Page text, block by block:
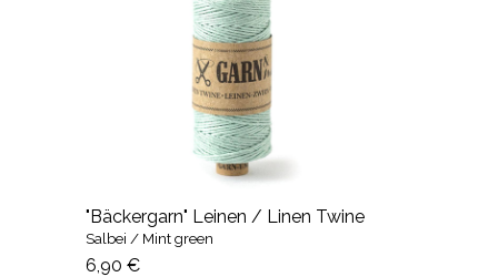
"Bäckergarn" Leinen / Linen Twine
Salbei / Mint green
6,90 €